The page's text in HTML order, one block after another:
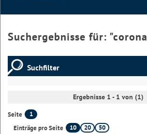
Suchergebnisse für: "corona
Suchfilter
Ergebnisse 1 - 1 von (1)
Seite
1
Einträge pro Seite
10 20 50